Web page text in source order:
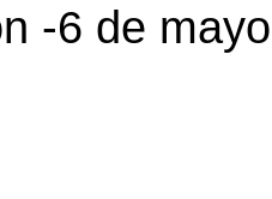
-6 de mayo